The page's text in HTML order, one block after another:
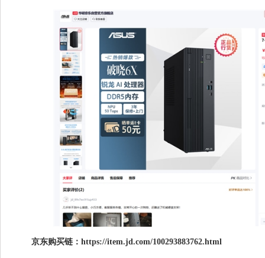
京东购买链： https://item.jd.com/100293883762.html